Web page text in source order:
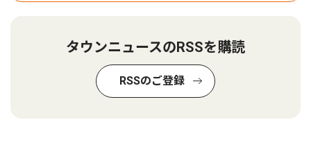
タウンニュースのRSSを購読
RSSのご登録